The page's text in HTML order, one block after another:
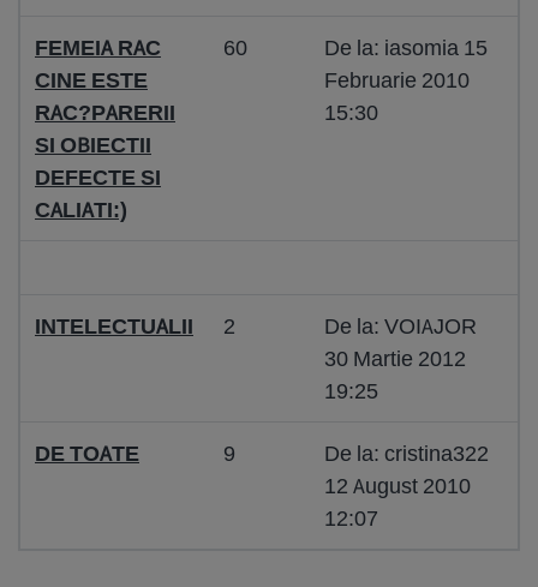
FEMEIA RAC
CINE ESTE
RAC?PARERII
SI OBIECTII
DEFECTE SI
CALIATI:)
60
De la: iasomia 15
Februarie 2010
15:30
INTELECTUALII 2
De la: VOIAJOR
30 Martie 2012
19:25
DE TOATE 9
De la: cristina322
12 August 2010
12:07